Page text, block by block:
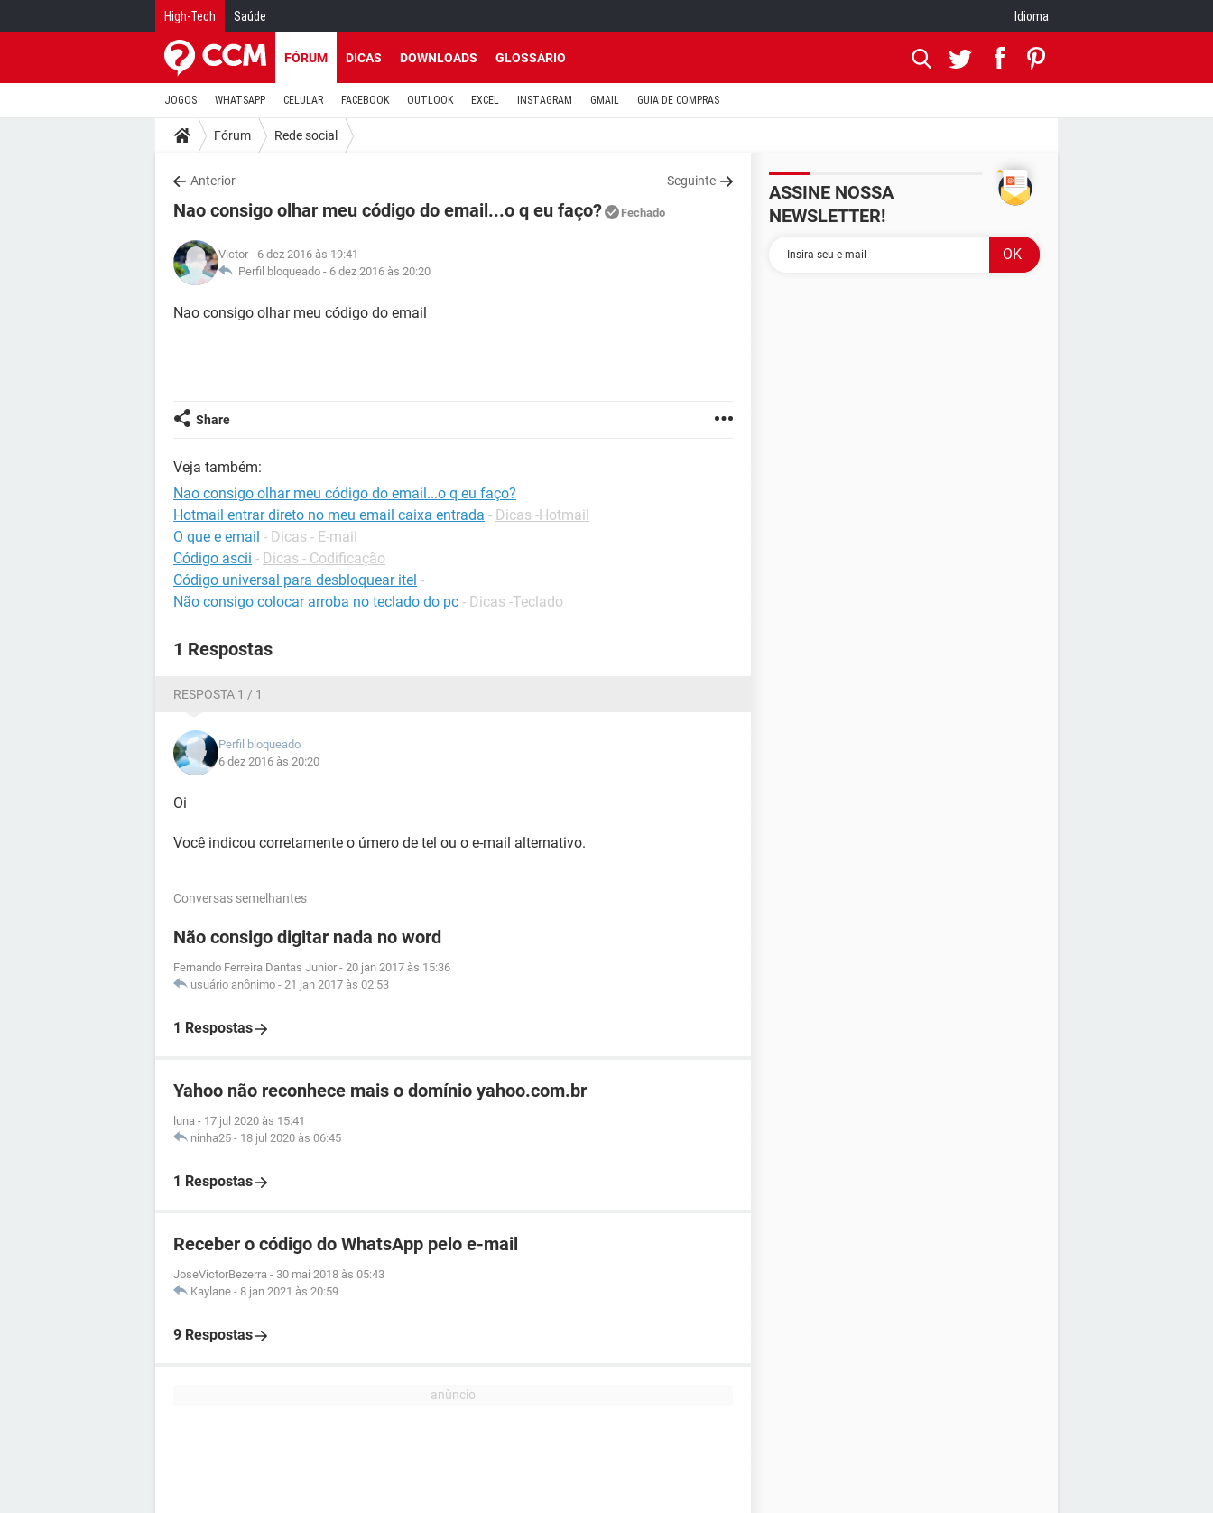
High-Tech Saúde Idioma
FÓRUM DICAS DOWNLOADS GLOSSÁRIO
JOGOS WHATSAPP CELULAR FACEBOOK OUTLOOK EXCEL INSTAGRAM GMAIL GUIA DE COMPRAS
Fórum Rede social
Anterior Seguinte
Nao consigo olhar meu código do email...o q eu faço? Fechado
Victor - 6 dez 2016 às 19:41
Perfil bloqueado - 6 dez 2016 às 20:20
Nao consigo olhar meu código do email
Share
Veja também:
Nao consigo olhar meu código do email...o q eu faço?
Hotmail entrar direto no meu email caixa entrada - Dicas -Hotmail
O que e email - Dicas - E-mail
Código ascii - Dicas - Codificação
Código universal para desbloquear itel -
Não consigo colocar arroba no teclado do pc - Dicas -Teclado
1 Respostas
RESPOSTA 1 / 1
Perfil bloqueado
6 dez 2016 às 20:20
Oi
Você indicou corretamente o úmero de tel ou o e-mail alternativo.
Conversas semelhantes
Não consigo digitar nada no word
Fernando Ferreira Dantas Junior - 20 jan 2017 às 15:36
usuário anônimo - 21 jan 2017 às 02:53
1 Respostas
Yahoo não reconhece mais o domínio yahoo.com.br
luna - 17 jul 2020 às 15:41
ninha25 - 18 jul 2020 às 06:45
1 Respostas
Receber o código do WhatsApp pelo e-mail
JoseVictorBezerra - 30 mai 2018 às 05:43
Kaylane - 8 jan 2021 às 20:59
9 Respostas
ASSINE NOSSA
NEWSLETTER!